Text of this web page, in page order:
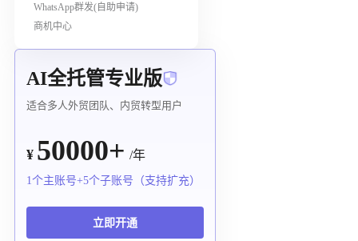
WhatsApp群发(自助申请)
商机中心
AI全托管专业版
适合多人外贸团队、内贸转型用户
¥ 50000+ /年
1个主账号+5个子账号（支持扩充）
立即开通